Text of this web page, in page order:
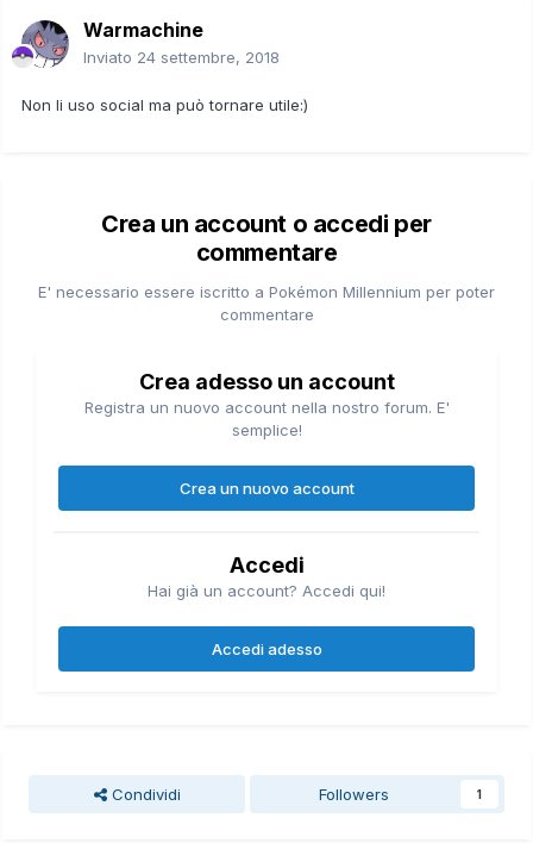
Warmachine
Inviato 24 settembre, 2018
Non li uso social ma può tornare utile:)
Crea un account o accedi per
commentare
E' necessario essere iscritto a Pokémon Millennium per poter
commentare
Crea adesso un account
Registra un nuovo account nella nostro forum. E'
semplice!
Crea un nuovo account
Accedi
Hai già un account? Accedi qui!
Accedi adesso
Condividi Followers 1